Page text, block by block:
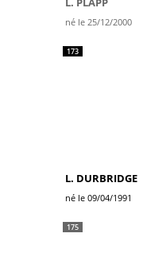
né le 25/12/2000
173
L. DURBRIDGE
né le 09/04/1991
175